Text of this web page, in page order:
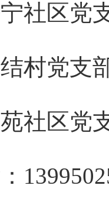
区党
村党支
区党